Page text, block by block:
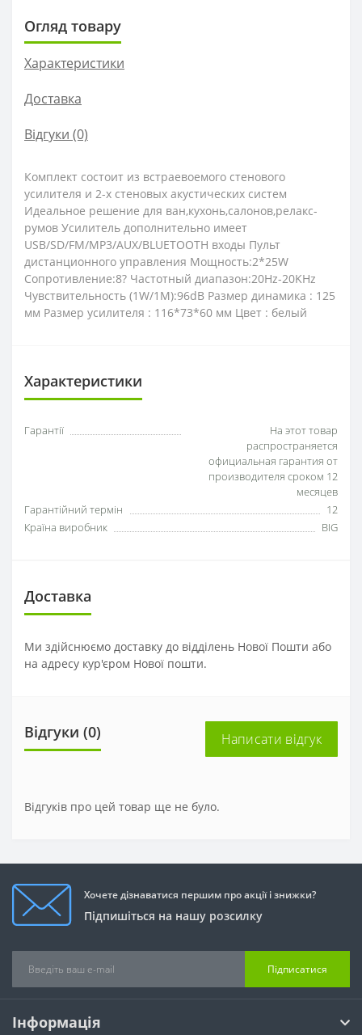
Огляд товару
Характеристики
Доставка
Відгуки (0)
Комплект состоит из встраевоемого стенового
усилителя и 2-х стеновых акустических систем
Идеальное решение для ван,кухонь,салонов,релакс-
румов Усилитель дополнительно имеет
USB/SD/FM/MP3/AUX/BLUETOOTH входы Пульт
дистанционного управления Мощность:2*25W
Сопротивление:8? Частотный диапазон:20Hz-20KHz
Чувствительность (1W/1M):96dB Размер динамика : 125
мм Размер усилителя : 116*73*60 мм Цвет : белый
Характеристики
Гарантії
На этот товар
распространяется
официальная гарантия от
производителя сроком 12
месяцев
Гарантійний термін
12
Країна виробник
BIG
Доставка
Ми здійснюємо доставку до відділень Нової Пошти або
на адресу кур'єром Нової пошти.
Відгуки (0) Написати відгук
Відгуків про цей товар ще не було.
Хочете дізнаватися першим про акції і знижки?
Підпишіться на нашу розсилку
Підписатися
Інформація